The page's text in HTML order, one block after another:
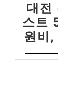
대전
스트
원비